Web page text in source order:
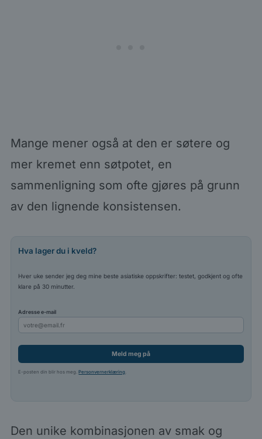
Mange mener også at den er søtere og
mer kremet enn søtpotet, en
sammenligning som ofte gjøres på grunn
av den lignende konsistensen.
Hva lager du i kveld?
Hver uke sender jeg deg mine beste asiatiske oppskrifter: testet, godkjent og ofte
klare på 30 minutter.
Adresse e-mail
Meld meg på
E-posten din blir hos meg.Personvernerklæring
Den unike kombinasjonen av smak og